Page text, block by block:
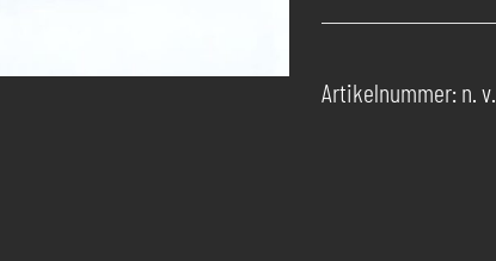
Parfum
Pulse
Menge
Artikelnummer:n. v.